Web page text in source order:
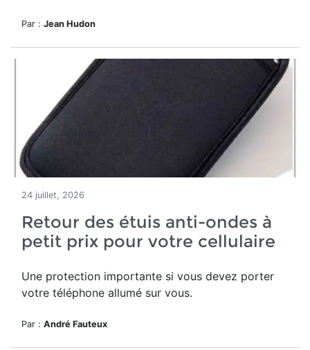
Par : Jean Hudon
24 juillet, 2026
Retour des étuis anti-ondes à
petit prix pour votre cellulaire
Une protection importante si vous devez porter
votre téléphone allumé sur vous.
Par : André Fauteux